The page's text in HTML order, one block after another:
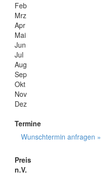
Feb
Mrz
Apr
Mai
Jun
Jul
Aug
Sep
Okt
Nov
Dez
Termine
Wunschtermin anfragen »
Preis
n.V.